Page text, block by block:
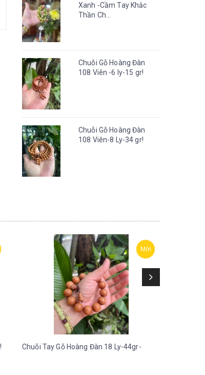
Xanh -Cầm Tay Khắc
Thần Ch...
Chuỗi Gỗ Hoàng Đàn
108 Viên -6 ly-15 gr!
Chuỗi Gỗ Hoàng Đàn
108 Viên-8 Ly-34 gr!
Mới
Chuỗi Tay Gỗ Hoàng Đàn 18 Ly-44gr-